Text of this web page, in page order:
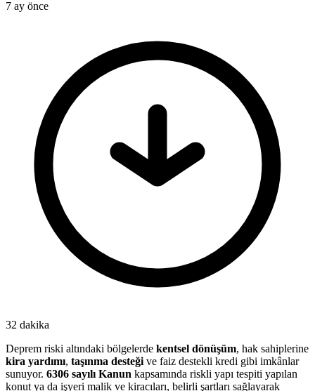
7 ay önce
32 dakika
Deprem riski altındaki bölgelerde kentsel dönüşüm, hak sahiplerine
kira yardımı, taşınma desteği ve faiz destekli kredi gibi imkânlar
sunuyor. 6306 sayılı Kanun kapsamında riskli yapı tespiti yapılan
konut ya da işyeri malik ve kiracıları, belirli şartları sağlayarak